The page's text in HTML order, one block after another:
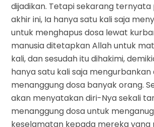
dijadikan. Tetapi sekarang
akhir ini, Ia hanya satu kali saja
untuk menghapus dosa lewat
manusia ditetapkan Allah untuk
kali, dan sesudah itu dihakimi,
hanya satu kali saja
menanggung dosa banyak orang.
akan menyatakan diri-Nya sekali
menanggung dosa untuk
keselamatan kepada mereka yang